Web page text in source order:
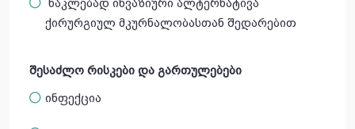
ქირურგიულ მკურნალობასთან შედარებით
შესაძლო რისკები და გართულებები
ინფექცია